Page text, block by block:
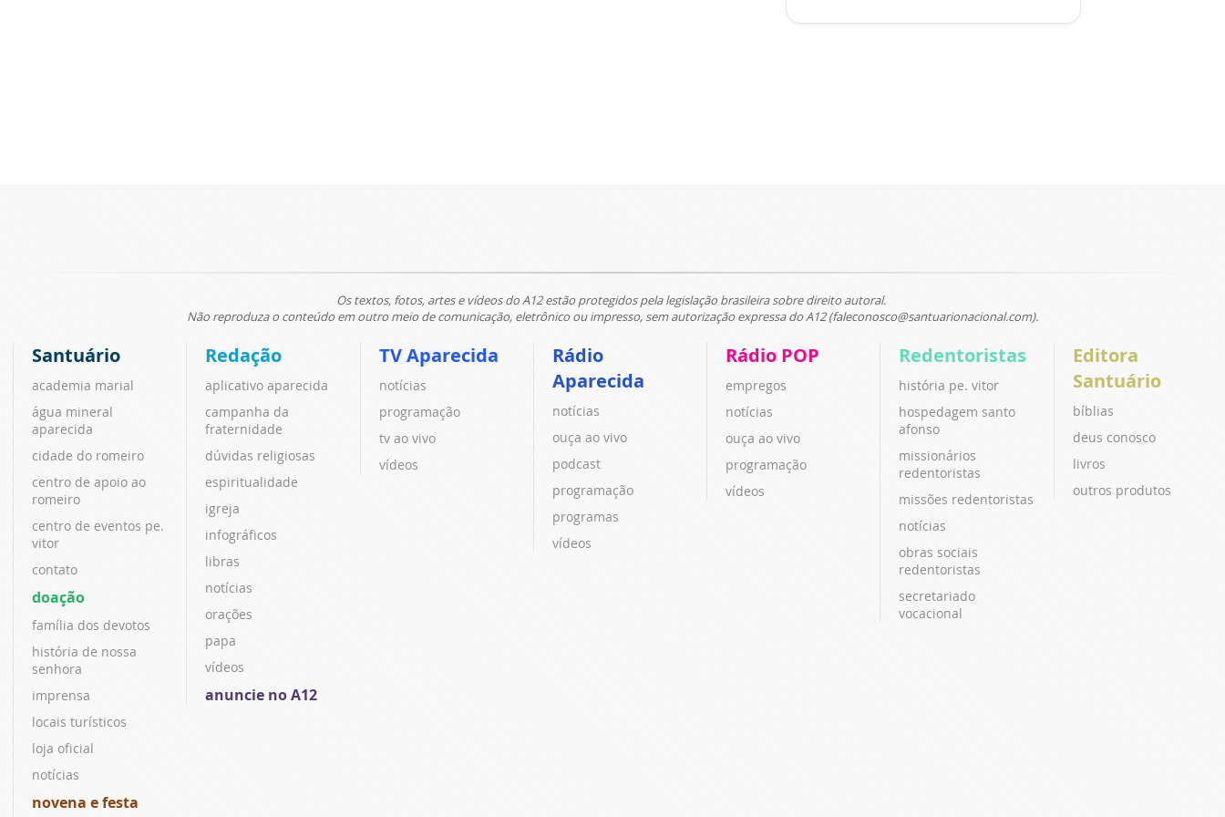
Os textos, fotos, artes e vídeos do A12 estão protegidos pela legislação brasileira sobre direito autoral.
Não reproduza o conteúdo em outro meio de comunicação, eletrônico ou impresso, sem autorização expressa do A12 (faleconosco@santuarionacional.com).
Santuário
academia marial
água mineral
aparecida
cidade do romeiro
centro de apoio ao
romeiro
centro de eventos pe.
vitor
contato
doação
família dos devotos
história de nossa
senhora
imprensa
locais turísticos
loja oficial
notícias
novena e festa
Redação
aplicativo aparecida
campanha da
fraternidade
dúvidas religiosas
espiritualidade
igreja
infográficos
libras
notícias
orações
papa
vídeos
anuncie no A12
TV Aparecida
notícias
programação
tv ao vivo
vídeos
Rádio
Aparecida
notícias
ouça ao vivo
podcast
programação
programas
vídeos
Rádio POP
empregos
notícias
ouça ao vivo
programação
vídeos
Redentoristas
história pe. vitor
hospedagem santo
afonso
missionários
redentoristas
missões redentoristas
notícias
obras sociais
redentoristas
secretariado
vocacional
Editora
Santuário
bíblias
deus conosco
livros
outros produtos